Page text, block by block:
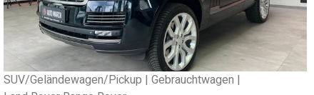
SUV/Geländewagen/Pickup | Gebrauchtwagen |